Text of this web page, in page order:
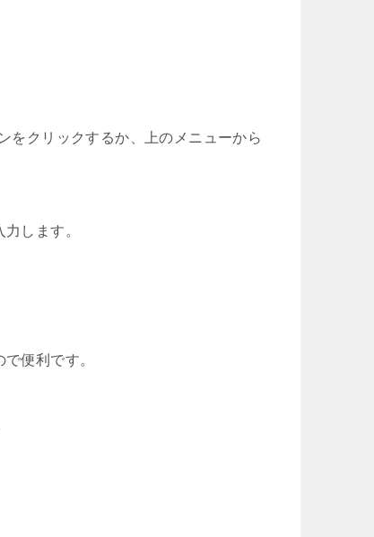
をクリックするか、上のメニューから
します。
便利です。